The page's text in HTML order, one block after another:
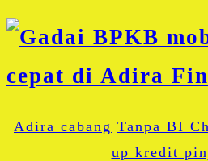
Adira cabang Tanpa BI
up kredit